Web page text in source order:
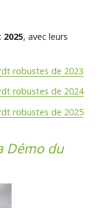
2025, avec leurs
robustes de 2023
robustes de 2024
robustes de 2025
Démo du